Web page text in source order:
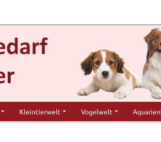
Kleintierwelt Vogelwelt